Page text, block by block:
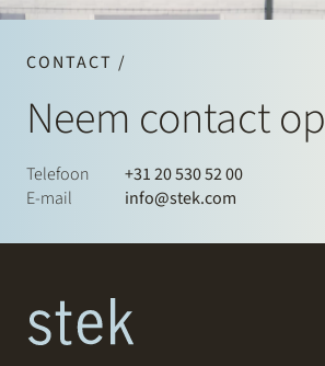
CONTACT /
Neem contact op
Telefoon
+31 20 530 52 00
E-mail
info@stek.com